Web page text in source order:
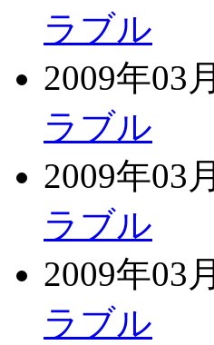
ラブル
2009年03
ラブル
2009年03
ラブル
2009年03
ラブル